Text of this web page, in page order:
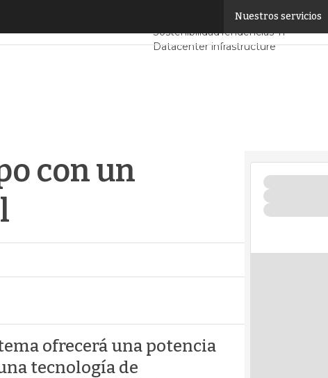
Nuestros servicios
Servidores CPD y MercadoProyectos
SostenibilidadTendencias TI
Datacenter infrastructure
con un
ofrecerá una potencia
tecnología de